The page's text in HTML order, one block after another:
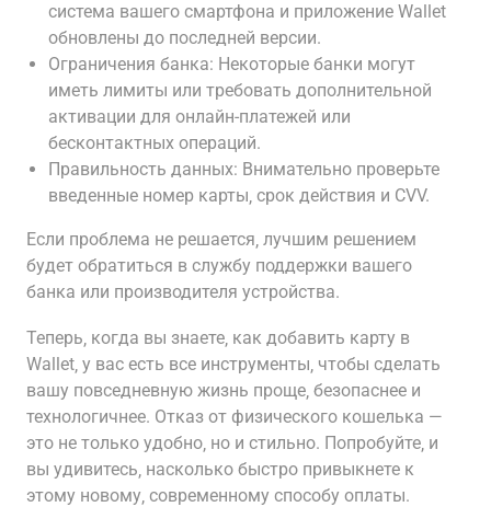
система вашего смартфона и приложение Wallet
обновлены до последней версии.
Ограничения банка: Некоторые банки могут
иметь лимиты или требовать дополнительной
активации для онлайн-платежей или
бесконтактных операций.
Правильность данных: Внимательно проверьте
введенные номер карты‚ срок действия и CVV.
Если проблема не решается‚ лучшим решением
будет обратиться в службу поддержки вашего
банка или производителя устройства.
Теперь‚ когда вы знаете‚ как добавить карту в
Wallet‚ у вас есть все инструменты‚ чтобы сделать
вашу повседневную жизнь проще‚ безопаснее и
технологичнее. Отказ от физического кошелька —
это не только удобно‚ но и стильно. Попробуйте‚ и
вы удивитесь‚ насколько быстро привыкнете к
этому новому‚ современному способу оплаты.